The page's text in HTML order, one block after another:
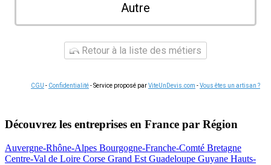
Autre
Retour à la liste des métiers
CGU - Confidentialité- Service proposé parViteUnDevis.com -Vous êtes un artisan ?
Découvrez les entreprises en France par Région
Auvergne-Rhône-Alpes Bourgogne-Franche-Comté Bretagne
Centre-Val de Loire Corse Grand Est Guadeloupe Guyane Hauts-